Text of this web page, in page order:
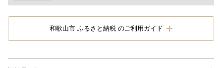
和歌山市 ふるさと納税 のご利用ガイド